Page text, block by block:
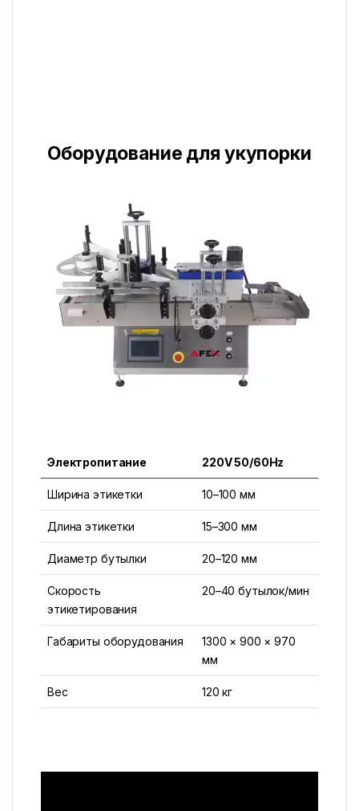
Оборудование для укупорки
Электропитание 220V 50/60Hz
Ширина этикетки 10–100 мм
Длина этикетки 15–300 мм
Диаметр бутылки 20–120 мм
Скорость
этикетирования
20–40 бутылок/мин
Габариты оборудования
1300 × 900 × 970
мм
Вес 120 кг